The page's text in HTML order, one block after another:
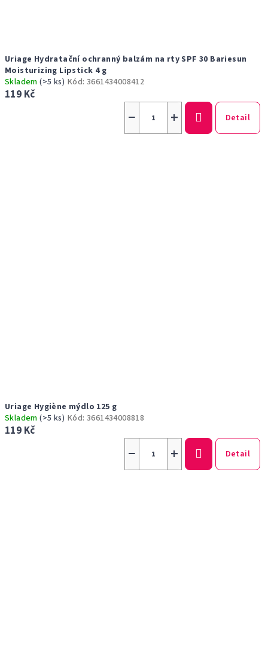
Uriage Hydratační ochranný balzám na rty SPF 30 Bariesun
Moisturizing Lipstick 4 g
Skladem(>5 ks) Kód:3661434008412
119 Kč
+
− Detail
Uriage Hygiène mýdlo 125 g
Skladem(>5 ks) Kód:3661434008818
119 Kč
+
− Detail